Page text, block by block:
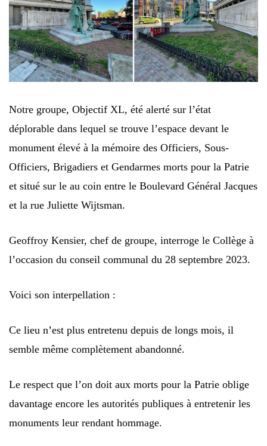
Notre groupe, Objectif XL, été alerté sur l’état
déplorable dans lequel se trouve l’espace devant le
monument élevé à la mémoire des Officiers, Sous-
Officiers, Brigadiers et Gendarmes morts pour la Patrie
et situé sur le au coin entre le Boulevard Général Jacques
et la rue Juliette Wijtsman.
Geoffroy Kensier, chef de groupe, interroge le Collège à
l’occasion du conseil communal du 28 septembre 2023.
Voici son interpellation :
Ce lieu n’est plus entretenu depuis de longs mois, il
semble même complètement abandonné.
Le respect que l’on doit aux morts pour la Patrie oblige
davantage encore les autorités publiques à entretenir les
monuments leur rendant hommage.